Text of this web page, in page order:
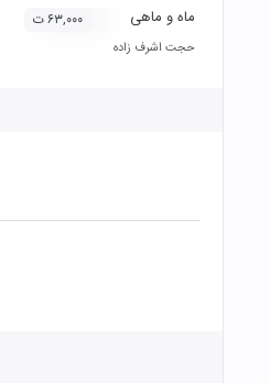
ماه و ماهی
حجت اشرف زاده
۶۳,۰۰۰ ت